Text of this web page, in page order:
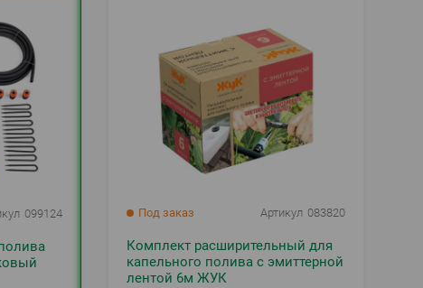
099124 Под заказ Артикул 083820
Комплект расширительный для
капельного полива с эмиттерной
лентой 6м ЖУК